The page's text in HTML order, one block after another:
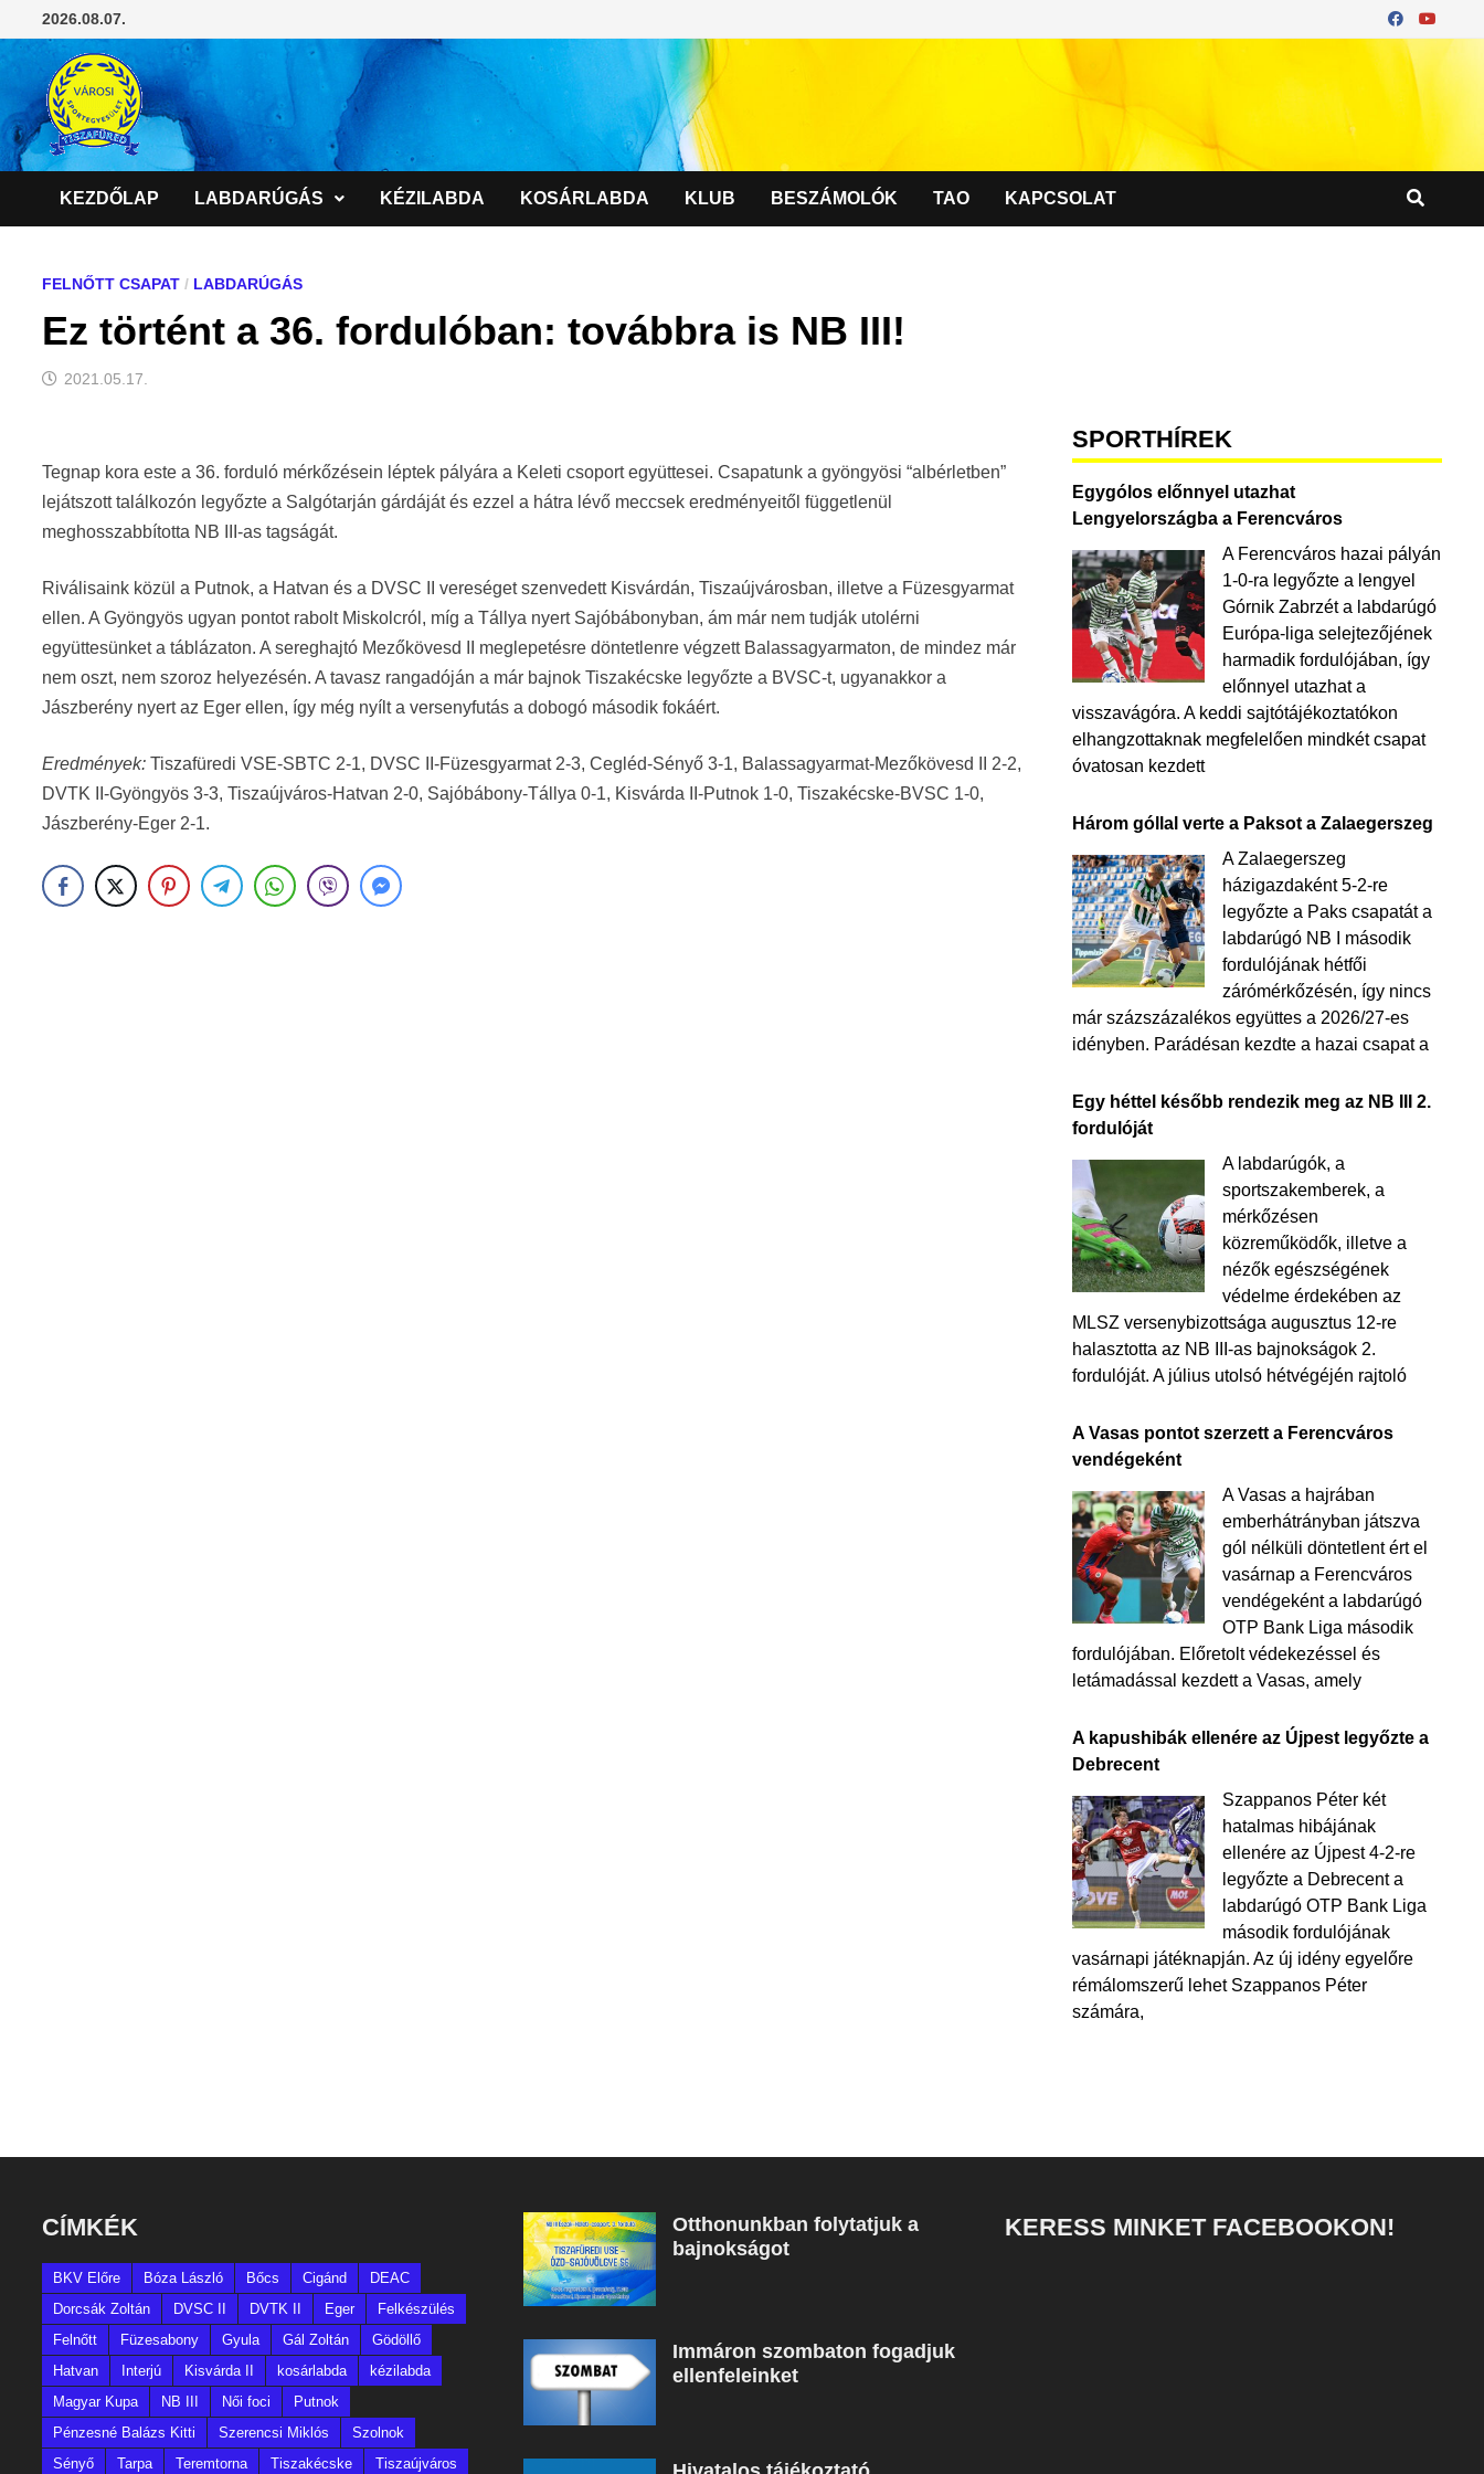
to
2026.08.07.
KEZDŐLAP LABDARÚGÁS KÉZILABDA KOSÁRLABDA KLUB BESZÁMOLÓK TAO KAPCSOLAT
FELNŐTT CSAPAT / LABDARÚGÁS
Ez történt a 36. fordulóban: továbbra is NB III!
2021.05.17.
Tegnap kora este a 36. forduló mérkőzésein léptek pályára a Keleti csoport együttesei. Csapatunk a gyöngyösi “albérletben”
lejátszott találkozón legyőzte a Salgótarján gárdáját és ezzel a hátra lévő meccsek eredményeitől függetlenül
meghosszabbította NB III-as tagságát.
Riválisaink közül a Putnok, a Hatvan és a DVSC II vereséget szenvedett Kisvárdán, Tiszaújvárosban, illetve a Füzesgyarmat
ellen. A Gyöngyös ugyan pontot rabolt Miskolcról, míg a Tállya nyert Sajóbábonyban, ám már nem tudják utolérni
együttesünket a táblázaton. A sereghajtó Mezőkövesd II meglepetésre döntetlenre végzett Balassagyarmaton, de mindez már
nem oszt, nem szoroz helyezésén. A tavasz rangadóján a már bajnok Tiszakécske legyőzte a BVSC-t, ugyanakkor a
Jászberény nyert az Eger ellen, így még nyílt a versenyfutás a dobogó második fokáért.
Eredmények: Tiszafüredi VSE-SBTC 2-1, DVSC II-Füzesgyarmat 2-3, Cegléd-Sényő 3-1, Balassagyarmat-Mezőkövesd II 2-2,
DVTK II-Gyöngyös 3-3, Tiszaújváros-Hatvan 2-0, Sajóbábony-Tállya 0-1, Kisvárda II-Putnok 1-0, Tiszakécske-BVSC 1-0,
Jászberény-Eger 2-1.
SPORTHÍREK
Egygólos előnnyel utazhat
Lengyelországba a Ferencváros
A Ferencváros hazai pályán
1-0-ra legyőzte a lengyel
Górnik Zabrzét a labdarúgó
Európa-liga selejtezőjének
harmadik fordulójában, így
előnnyel utazhat a
visszavágóra. A keddi sajtótájékoztatókon
elhangzottaknak megfelelően mindkét csapat
óvatosan kezdett
Három góllal verte a Paksot a Zalaegerszeg
A Zalaegerszeg
házigazdaként 5-2-re
legyőzte a Paks csapatát a
labdarúgó NB I második
fordulójának hétfői
zárómérkőzésén, így nincs
már százszázalékos együttes a 2026/27-es
idényben. Parádésan kezdte a hazai csapat a
Egy héttel később rendezik meg az NB III 2.
fordulóját
A labdarúgók, a
sportszakemberek, a
mérkőzésen
közreműködők, illetve a
nézők egészségének
védelme érdekében az
MLSZ versenybizottsága augusztus 12-re
halasztotta az NB III-as bajnokságok 2.
fordulóját. A július utolsó hétvégéjén rajtoló
A Vasas pontot szerzett a Ferencváros
vendégeként
A Vasas a hajrában
emberhátrányban játszva
gól nélküli döntetlent ért el
vasárnap a Ferencváros
vendégeként a labdarúgó
OTP Bank Liga második
fordulójában. Előretolt védekezéssel és
letámadással kezdett a Vasas, amely
A kapushibák ellenére az Újpest legyőzte a
Debrecent
Szappanos Péter két
hatalmas hibájának
ellenére az Újpest 4-2-re
legyőzte a Debrecent a
labdarúgó OTP Bank Liga
második fordulójának
vasárnapi játéknapján. Az új idény egyelőre
rémálomszerű lehet Szappanos Péter
számára,
CÍMKÉK
BKV Előre Bóza László Bőcs Cigánd
DEAC
Dorcsák Zoltán
DVSC II DVTK II Eger
Felkészülés
Felnőtt
Füzesabony Gyula Gál Zoltán
Gödöllő
Hatvan
Interjú Kisvárda II kosárlabda
kézilabda
Magyar Kupa
NB III Női foci
Putnok
Pénzesné Balázs Kitti
Szerencsi Miklós
Szolnok
Sényő
Tarpa Teremtorna Tiszakécske Tiszaújváros
Otthonunkban folytatjuk a
bajnokságot
Immáron szombaton fogadjuk
ellenfeleinket
KERESS MINKET FACEBOOKON!